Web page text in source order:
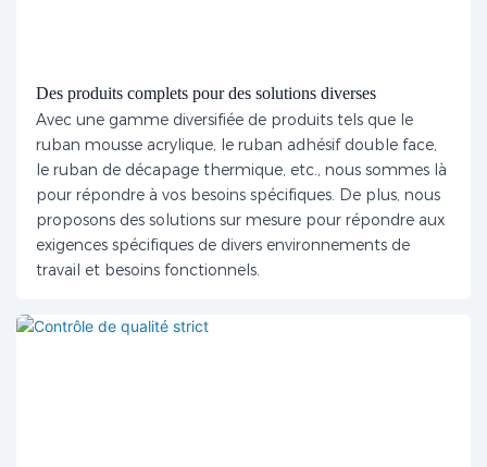
Des produits complets pour des solutions diverses
Avec une gamme diversifiée de produits tels que le
ruban mousse acrylique, le ruban adhésif double face,
le ruban de décapage thermique, etc., nous sommes là
pour répondre à vos besoins spécifiques. De plus, nous
proposons des solutions sur mesure pour répondre aux
exigences spécifiques de divers environnements de
travail et besoins fonctionnels.